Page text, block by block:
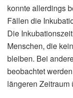
konnte allerdings
Fällen die
Die
Menschen, die
bleiben. Bei
beobachtet
längeren Zeitraum